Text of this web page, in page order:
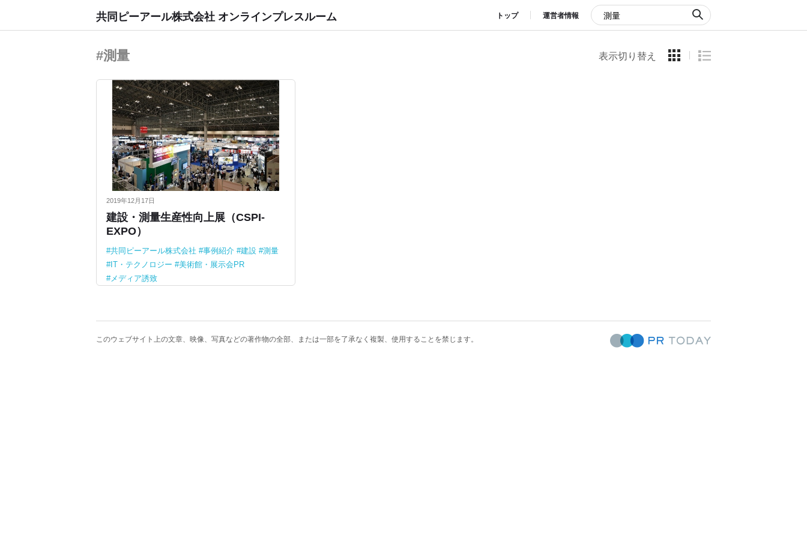
共同ピーアール株式会社 オンラインプレスルーム トップ 運営者情報
#測量 表示切り替え
2019年12月17日
建設・測量生産性向上展（CSPI-
EXPO）
共同ピーアール株式会社 事例紹介 建設
測量
IT・テクノロジー
美術館・展示会PR
メディア誘致
このウェブサイト上の文章、映像、写真などの著作物の全部、または一部を了承なく複製、使用することを禁じます。